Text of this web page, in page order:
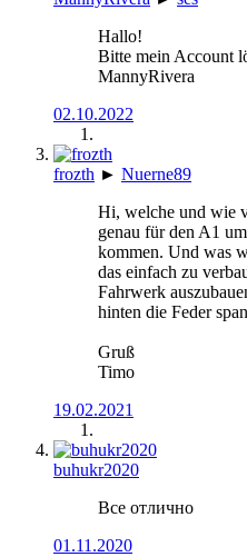
Hallo!
Bitte mein Account
MannyRivera
02.10.2022
frozth ► Nuerne89
Hi, welche und wie
genau für den A1
kommen. Und was
das einfach zu
Fahrwerk
hinten die Feder
Gruß
Timo
19.02.2021
buhukr2020
Все отлично
01.11.2020